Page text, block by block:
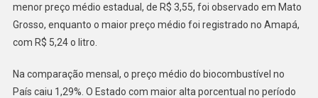
menor preço médio estadual, de R$ 3,55, foi observado em Mato
Grosso, enquanto o maior preço médio foi registrado no Amapá,
com R$ 5,24 o litro.
Na comparação mensal, o preço médio do biocombustível no
País caiu 1,29%. O Estado com maior alta porcentual no período